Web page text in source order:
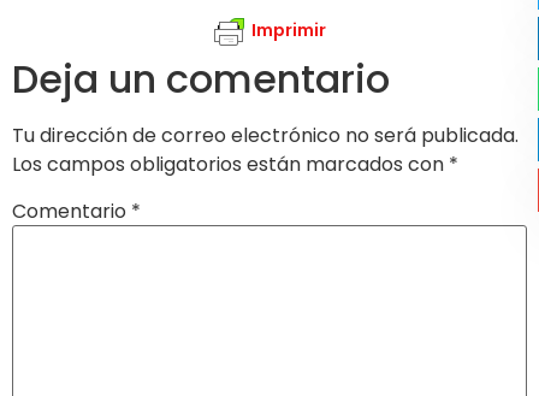
Imprimir
Deja un comentario
Tu dirección de correo electrónico no será publicada.
Los campos obligatorios están marcados con *
Comentario *